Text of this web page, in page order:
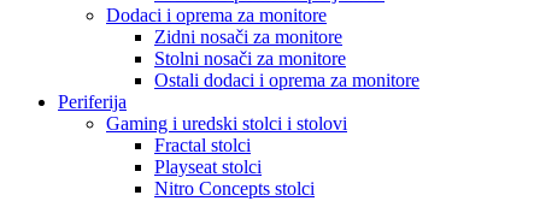
Dodaci i oprema za monitore
Zidni nosači za monitore
Stolni nosači za monitore
Ostali dodaci i oprema za monitore
Periferija
Gaming i uredski stolci i stolovi
Fractal stolci
Playseat stolci
Nitro Concepts stolci